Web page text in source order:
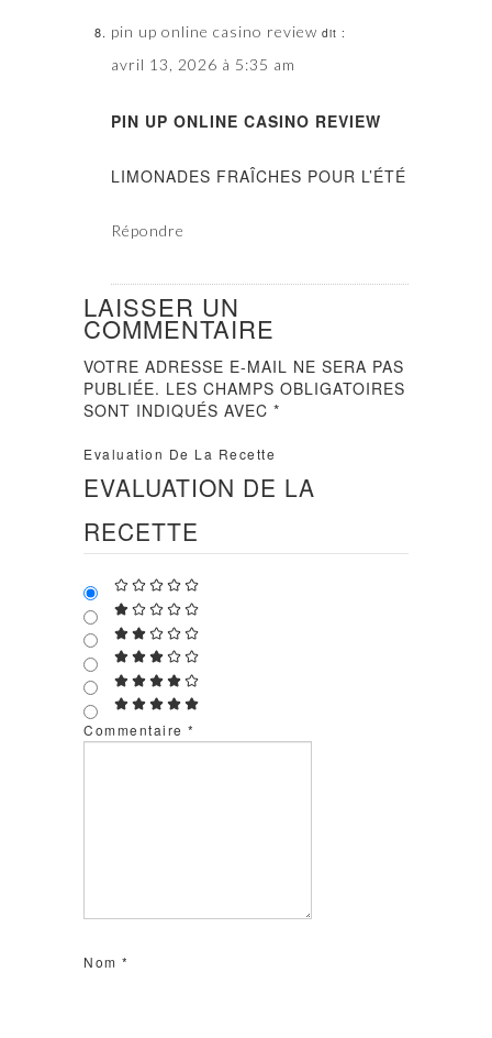
pin up online casino review dit :
avril 13, 2026 à 5:35 am
PIN UP ONLINE CASINO REVIEW
LIMONADES FRAÎCHES POUR L’ÉTÉ
Répondre
LAISSER UN
COMMENTAIRE
VOTRE ADRESSE E-MAIL NE SERA PAS
PUBLIÉE. LES CHAMPS OBLIGATOIRES
SONT INDIQUÉS AVEC*
Evaluation De La Recette
EVALUATION DE LA
RECETTE
Commentaire*
Nom*